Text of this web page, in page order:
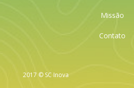
Missão
Contato
2017 © SC Inova